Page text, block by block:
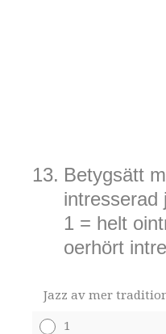
13. Betygsätt
intresserad
1 = helt
oerhört
Jazz av mer
1